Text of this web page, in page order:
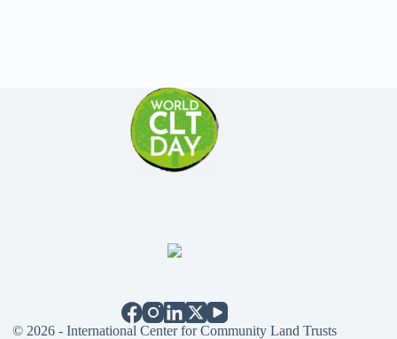
© 2026 - International Center for Community Land Trusts